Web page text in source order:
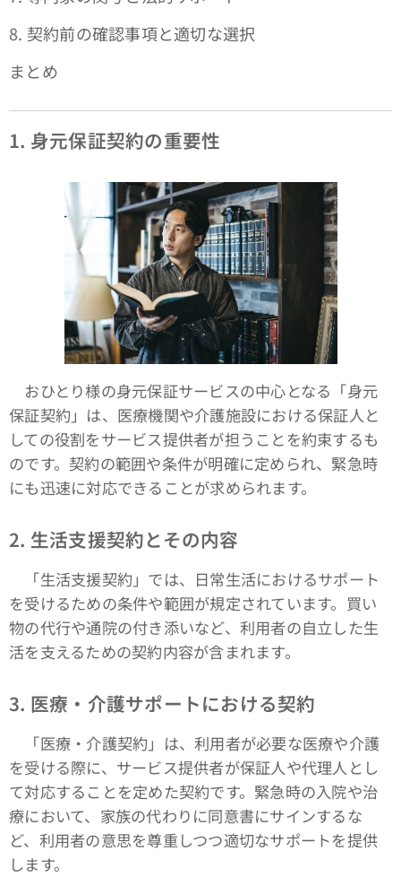
8. 契約前の確認事項と適切な選択
まとめ
1. 身元保証契約の重要性
おひとり様の身元保証サービスの中心となる「身元
保証契約」は、医療機関や介護施設における保証人と
しての役割をサービス提供者が担うことを約束するも
のです。契約の範囲や条件が明確に定められ、緊急時
にも迅速に対応できることが求められます。
2. 生活支援契約とその内容
「生活支援契約」では、日常生活におけるサポート
を受けるための条件や範囲が規定されています。買い
物の代行や通院の付き添いなど、利用者の自立した生
活を支えるための契約内容が含まれます。
3. 医療・介護サポートにおける契約
「医療・介護契約」は、利用者が必要な医療や介護
を受ける際に、サービス提供者が保証人や代理人とし
て対応することを定めた契約です。緊急時の入院や治
療において、家族の代わりに同意書にサインするな
ど、利用者の意思を尊重しつつ適切なサポートを提供
します。